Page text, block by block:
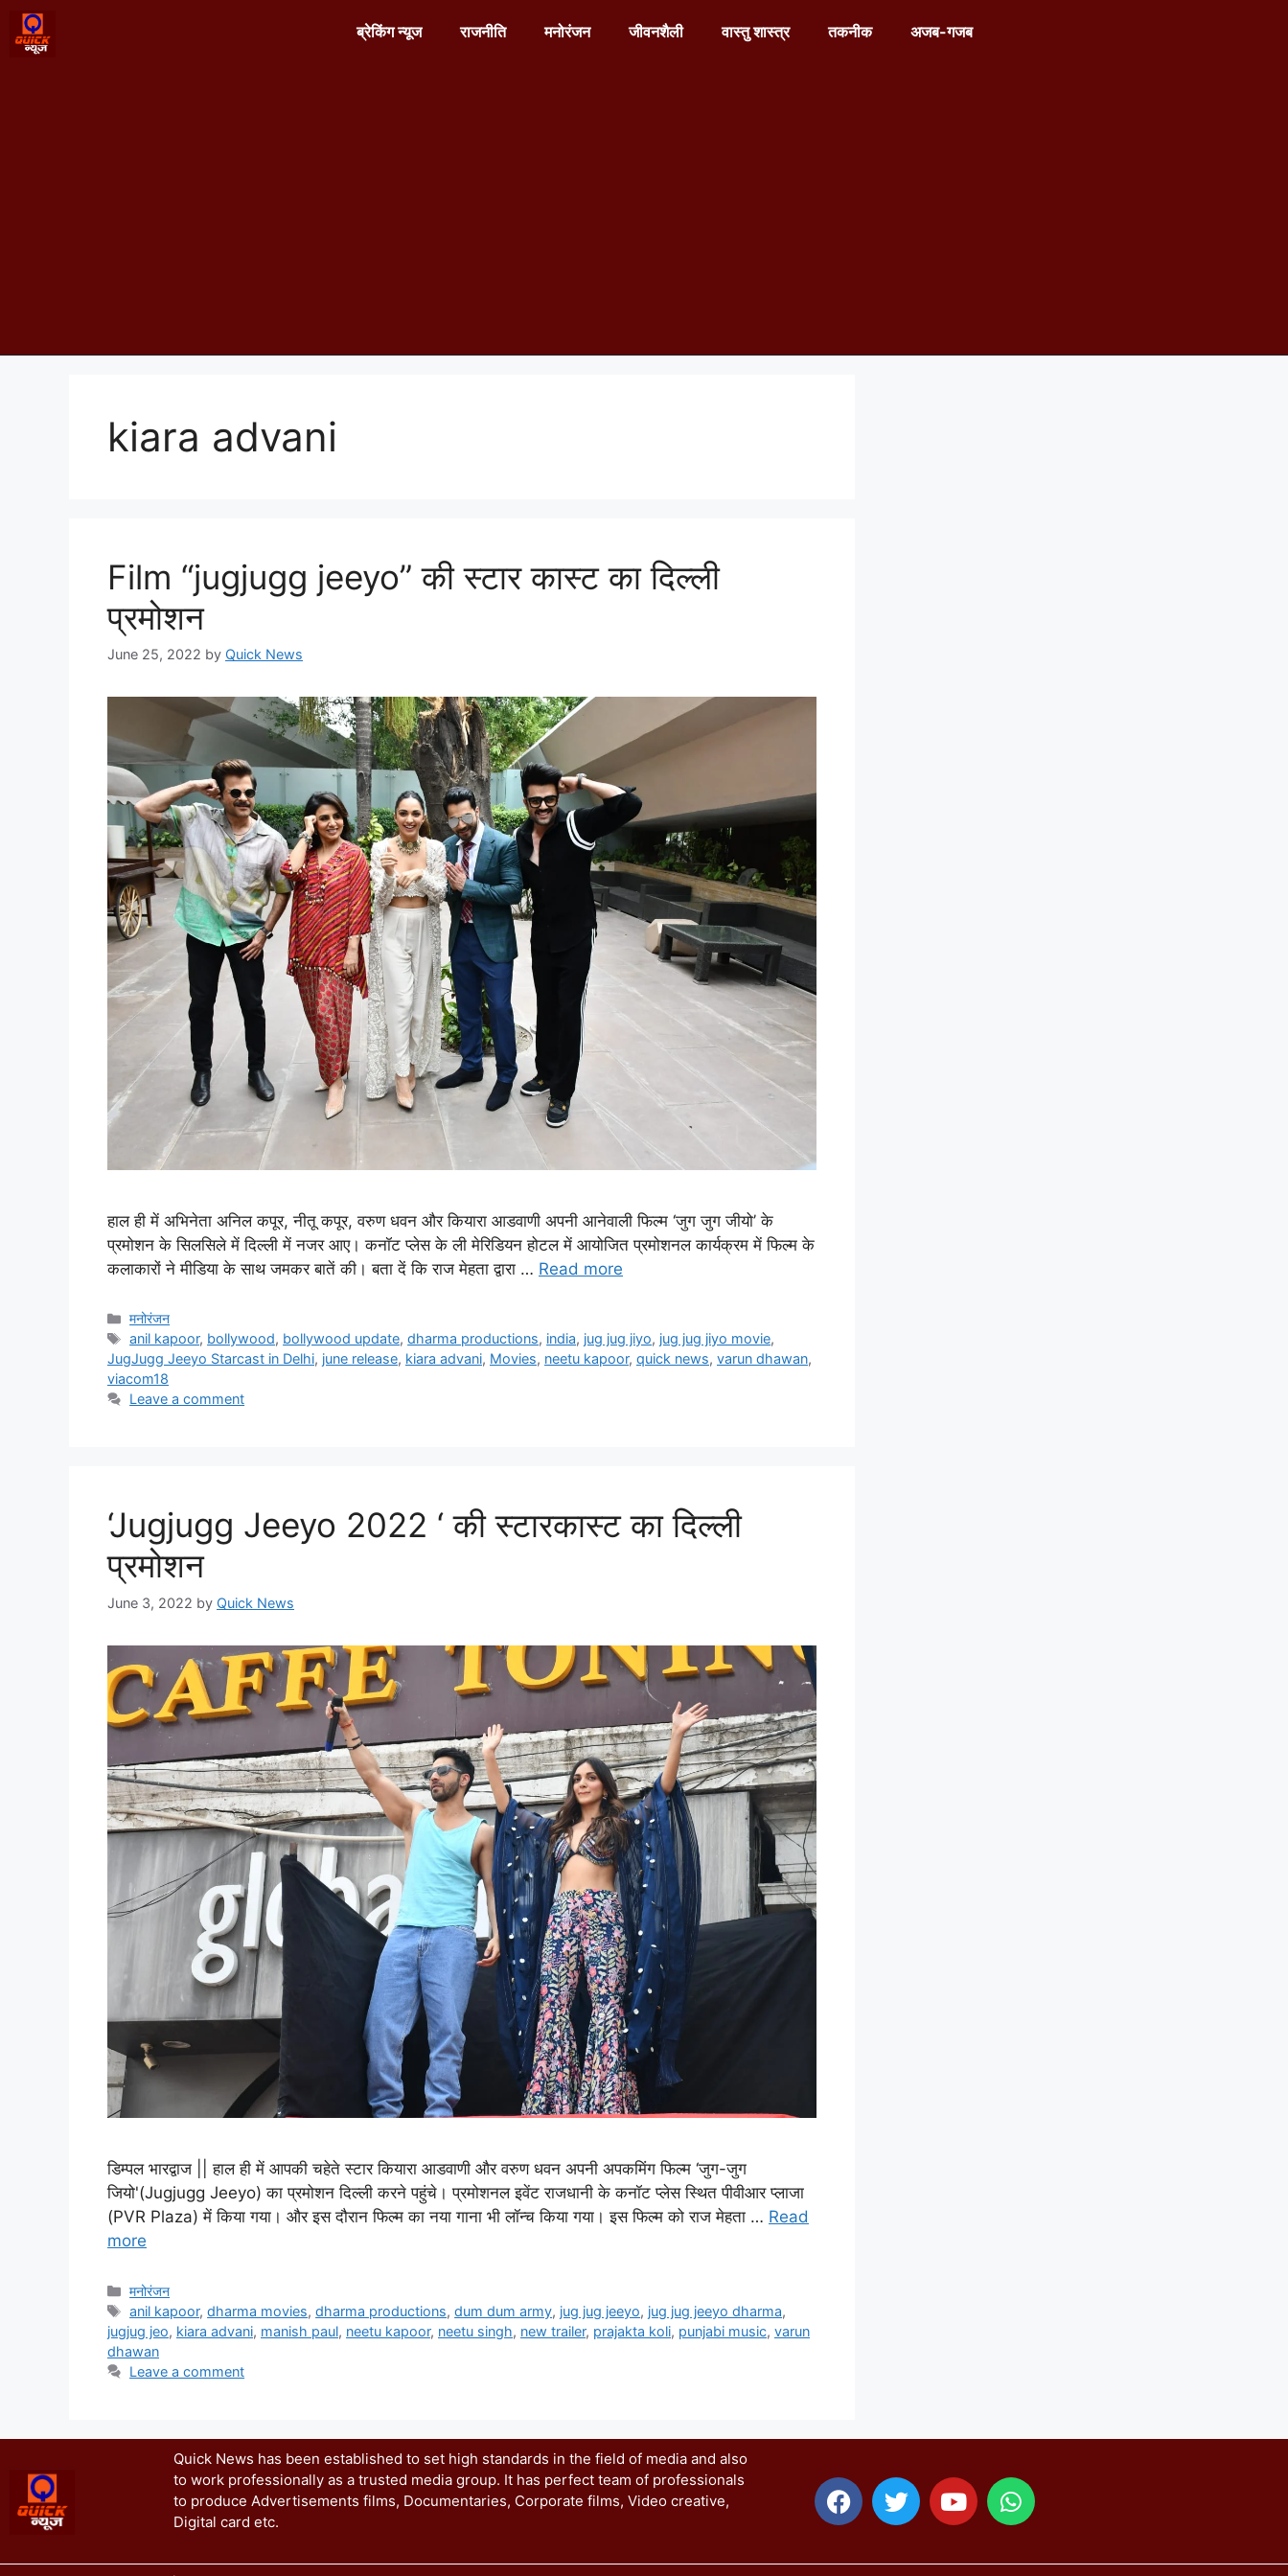
ब्रेकिंग न्यूज राजनीति मनोरंजन जीवनशैली वास्तु शास्त्र तकनीक अजब-गजब
kiara advani
Film “jugjugg jeeyo” की स्टार कास्ट का दिल्ली
प्रमोशन
June 25, 2022 by Quick News
हाल ही में अभिनेता अनिल कपूर, नीतू कपूर, वरुण धवन और कियारा आडवाणी अपनी आनेवाली फिल्म ‘जुग जुग जीयो’ के
प्रमोशन के सिलसिले में दिल्ली में नजर आए। कनॉट प्लेस के ली मेरिडियन होटल में आयोजित प्रमोशनल कार्यक्रम में फिल्म के
कलाकारों ने मीडिया के साथ जमकर बातें की। बता दें कि राज मेहता द्वारा … Read more
मनोरंजन
anil kapoor, bollywood, bollywood update,dharma productions, india, jug jug jiyo, jug jug jiyo movie,
JugJugg Jeeyo Starcast in Delhi, june release, kiara advani, Movies, neetu kapoor, quick news, varun dhawan,
viacom18
Leave a comment
‘Jugjugg Jeeyo 2022 ‘ की स्टारकास्ट का दिल्ली
प्रमोशन
June 3, 2022 by Quick News
डिम्पल भारद्वाज || हाल ही में आपकी चहेते स्टार कियारा आडवाणी और वरुण धवन अपनी अपकमिंग फिल्म ‘जुग-जुग
जियो'(Jugjugg Jeeyo) का प्रमोशन दिल्ली करने पहुंचे। प्रमोशनल इवेंट राजधानी के कनॉट प्लेस स्थित पीवीआर प्लाजा
(PVR Plaza) में किया गया। और इस दौरान फिल्म का नया गाना भी लॉन्च किया गया। इस फिल्म को राज मेहता … Read
more
मनोरंजन
anil kapoor,dharma movies,dharma productions,dum dum army, jug jug jeeyo, jug jug jeeyo dharma,
jugjug jeo, kiara advani, manish paul, neetu kapoor, neetu singh, new trailer, prajakta koli, punjabi music, varun
dhawan
Leave a comment
Quick News has been established to set high standards in the field of media and also
to work professionally as a trusted media group. It has perfect team of professionals
to produce Advertisements films, Documentaries, Corporate films, Video creative,
Digital card etc.